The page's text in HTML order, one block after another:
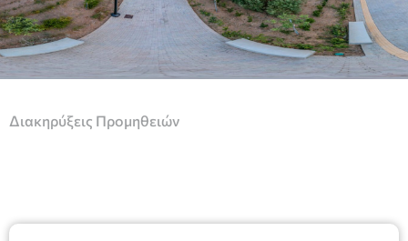
Διακηρύξεις Προμηθειών